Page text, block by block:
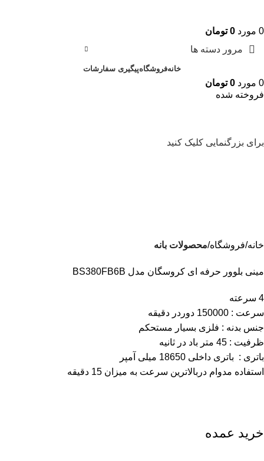
0 مورد 0 تومان
مرور دسته ها
خانهفروشگاهپیگیری سفارشات
0 مورد 0 تومان
فروخته شده
برای بزرگنمایی کلیک کنید
خانه فروشگاه محصولات بانه
مینی بلوور حرفه ای کروسگان مدل BS380FB6B
4 سرعته
سرعت : 150000 دوردر دقیقه
جنس بدنه : فلزی بسیار مستحکم
ظرفیت : 45 متر باد در ثانیه
باتری : باتری داخلی 18650 میلی آمپر
استفاده مدوام دربالاترین سرعت به میزان 15 دقیقه
خرید عمده